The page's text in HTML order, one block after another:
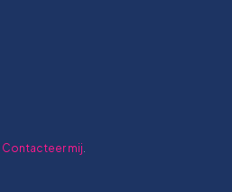
Contacteer mij.